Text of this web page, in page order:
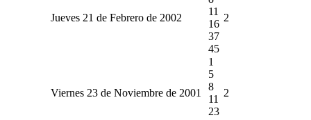
Jueves 21 de Febrero de 2002
11
16
37
45
2
Viernes 23 de Noviembre de 2001
1
5
8
11
23
2